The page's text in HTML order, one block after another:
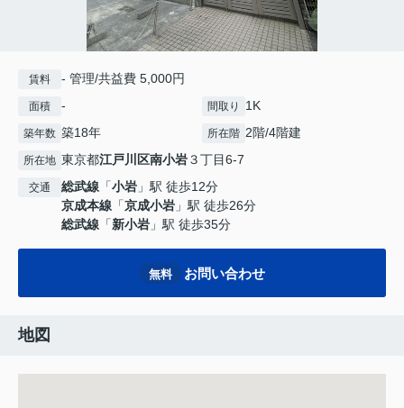
賃料 - 管理/共益費 5,000円
面積 - 間取り 1K
築年数 築18年 所在階 2階/4階建
所在地 東京都江戸川区南小岩３丁目6-7
交通 総武線 「小岩 」駅 徒歩12分
京成本線 「京成小岩 」駅 徒歩26分
総武線 「新小岩 」駅 徒歩35分
無料 お問い合わせ
地図